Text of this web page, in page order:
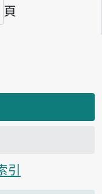
頁
引